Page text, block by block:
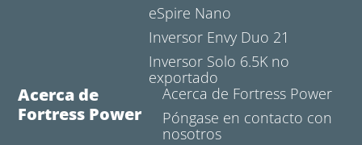
eSpire Nano
Inversor Envy Duo 21
Inversor Solo 6.5K no
exportado
Acerca de
Fortress Power
Acerca de Fortress Power
Póngase en contacto con
nosotros